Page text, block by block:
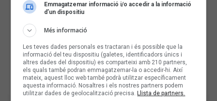
Emmagatzemar informació i/o accedir a la informació
d’un dispositiu
Més informació
Les teves dades personals es tractaran i és possible que la
informació del teu dispositiu (galetes, identificadors únics i
altres dades del dispositiu) es comparteixi amb 210 partners,
els quals també podran emmagatzemar-la o accedir-hi. Així
mateix, aquest lloc web també podrà utilitzar específicament
aquesta informació. Nosaltres i els nostres partners podem
utilitzar dades de geolocalització precisa.Llista de partners.